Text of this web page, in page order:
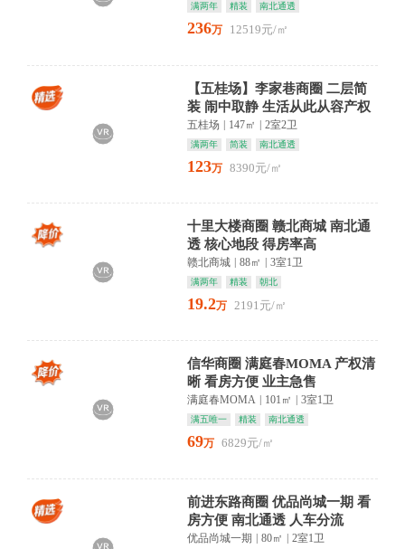
满两年 精装 南北通透
236万 12519元/㎡
【五桂场】李家巷商圈 二层简
装 闹中取静 生活从此从容产权
清晰 性价比高 稀缺房
五桂场 | 147㎡ | 2室2卫
满两年 简装 南北通透
123万 8390元/㎡
十里大楼商圈 赣北商城 南北通
透 核心地段 得房率高
赣北商城 88㎡ 3室1卫
满两年 精装 朝北
19.2万 2191元/㎡
信华商圈 满庭春MOMA 产权清
晰 看房方便 业主急售
满庭春MOMA 101㎡ 3室1卫
满五唯一 精装 南北通透
69万 6829元/㎡
前进东路商圈 优品尚城一期 看
房方便 南北通透 人车分流
优品尚城一期 | 80㎡ | 2室1卫